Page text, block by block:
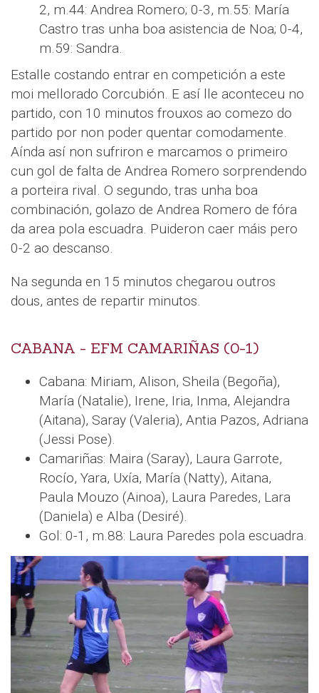
2, m.44: Andrea Romero; 0-3, m.55: María
Castro tras unha boa asistencia de Noa; 0-4,
m.59: Sandra.
Estalle costando entrar en competición a este
moi mellorado Corcubión. E así lle aconteceu no
partido, con 10 minutos frouxos ao comezo do
partido por non poder quentar comodamente.
Aínda así non sufriron e marcamos o primeiro
cun gol de falta de Andrea Romero sorprendendo
a porteira rival. O segundo, tras unha boa
combinación, golazo de Andrea Romero de fóra
da area pola escuadra. Puideron caer máis pero
0-2 ao descanso.
Na segunda en 15 minutos chegarou outros
dous, antes de repartir minutos.
CABANA - EFM CAMARIÑAS (0-1)
Cabana: Miriam, Alison, Sheila (Begoña),
María (Natalie), Irene, Iria, Inma, Alejandra
(Aitana), Saray (Valeria), Antia Pazos, Adriana
(Jessi Pose).
Camariñas: Maira (Saray), Laura Garrote,
Rocío, Yara, Uxía, María (Natty), Aitana,
Paula Mouzo (Ainoa), Laura Paredes, Lara
(Daniela) e Alba (Desiré).
Gol: 0-1, m.88: Laura Paredes pola escuadra.